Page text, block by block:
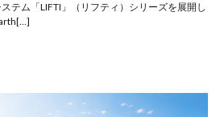
テム「LIFTI」（リフティ）シリーズを展開し